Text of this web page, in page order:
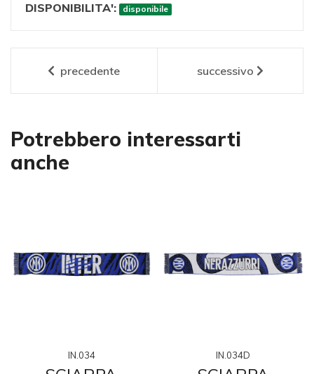
DISPONIBILITA':
disponibile
precedente successivo
Potrebbero interessarti
anche
IN.034 IN.034D